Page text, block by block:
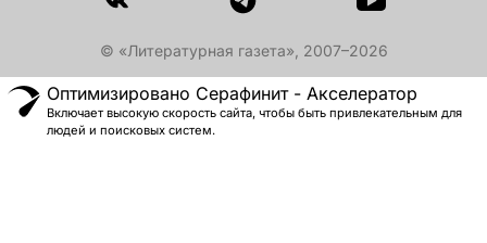
© «Литературная газета», 2007–2026
Оптимизировано Серафинит - Акселератор
Включает высокую скорость сайта, чтобы быть привлекательным для
людей и поисковых систем.